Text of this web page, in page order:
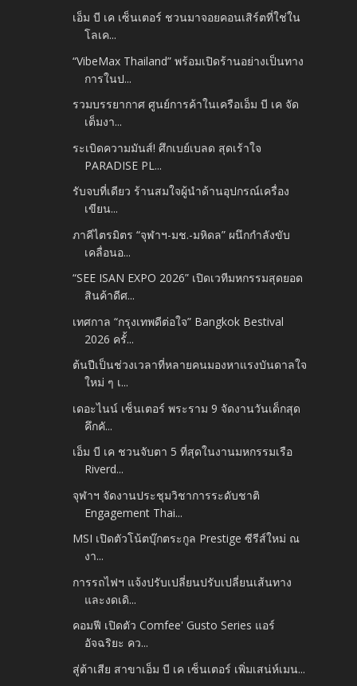
เอ็ม บี เค เซ็นเตอร์ ชวนมาจอยคอนเสิร์ตที่ใช่ใน
โลเค...
“VibeMax Thailand” พร้อมเปิดร้านอย่างเป็นทาง
การในป...
รวมบรรยากาศ ศูนย์การค้าในเครือเอ็ม บี เค จัด
เต็มงา...
ระเบิดความมันส์! ศึกเบย์เบลด สุดเร้าใจ
PARADISE PL...
รับจบที่เดียว ร้านสมใจผู้นำด้านอุปกรณ์เครื่อง
เขียน...
ภาคีไตรมิตร “จุฬาฯ-มช.-มหิดล” ผนึกกำลังขับ
เคลื่อนอ...
“SEE ISAN EXPO 2026” เปิดเวทีมหกรรมสุดยอด
สินค้าดีศ...
เทศกาล “กรุงเทพดีต่อใจ” Bangkok Bestival
2026 ครั้...
ต้นปีเป็นช่วงเวลาที่หลายคนมองหาแรงบันดาลใจ
ใหม่ ๆ เ...
เดอะไนน์ เซ็นเตอร์ พระราม 9 จัดงานวันเด็กสุด
คึกคั...
เอ็ม บี เค ชวนจับตา 5 ที่สุดในงานมหกรรมเรือ
Riverd...
จุฬาฯ จัดงานประชุมวิชาการระดับชาติ
Engagement Thai...
MSI เปิดตัวโน้ตบุ๊กตระกูล Prestige ซีรีส์ใหม่ ณ
งา...
การรถไฟฯ แจ้งปรับเปลี่ยนปรับเปลี่ยนเส้นทาง
และงดเดิ...
คอมฟี เปิดตัว Comfee' Gusto Series แอร์
อัจฉริยะ คว...
สู่ต้าเสีย สาขาเอ็ม บี เค เซ็นเตอร์ เพิ่มเสน่ห์เมน...